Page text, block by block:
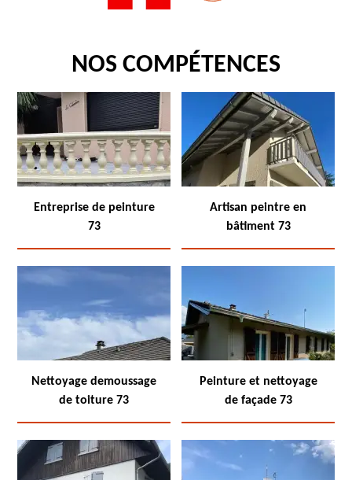
NOS COMPÉTENCES
Entreprise de peinture
73
Artisan peintre en
bâtiment 73
Nettoyage demoussage
de toiture 73
Peinture et nettoyage
de façade 73